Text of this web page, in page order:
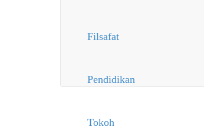
Filsafat
Pendidikan
Tokoh